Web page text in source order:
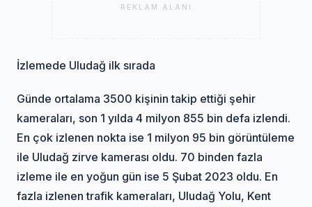
REKLAM ALANI
İzlemede Uludağ ilk sırada
Günde ortalama 3500 kişinin takip ettiği şehir
kameraları, son 1 yılda 4 milyon 855 bin defa izlendi.
En çok izlenen nokta ise 1 milyon 95 bin görüntüleme
ile Uludağ zirve kamerası oldu. 70 binden fazla
izleme ile en yoğun gün ise 5 Şubat 2023 oldu. En
fazla izlenen trafik kameraları, Uludağ Yolu, Kent